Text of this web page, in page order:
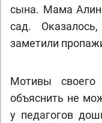
сына. Мама
сад.
заметили
Мотивы
объяснить не
у педагогов